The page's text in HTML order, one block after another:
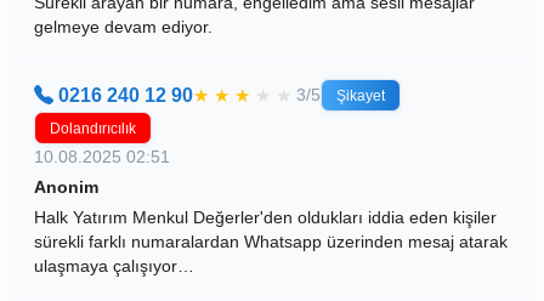
gelmeye devam ediyor.
0216 240 12 90★ ★ ★ ★ ★ 3/5
Şikayet
Dolandırıcılık
10.08.2025 02:51
Anonim
Halk Yatırım Menkul Değerler'den oldukları iddia eden kişiler
sürekli farklı numaralardan Whatsapp üzerinden mesaj atarak
ulaşmaya çalışıyor…